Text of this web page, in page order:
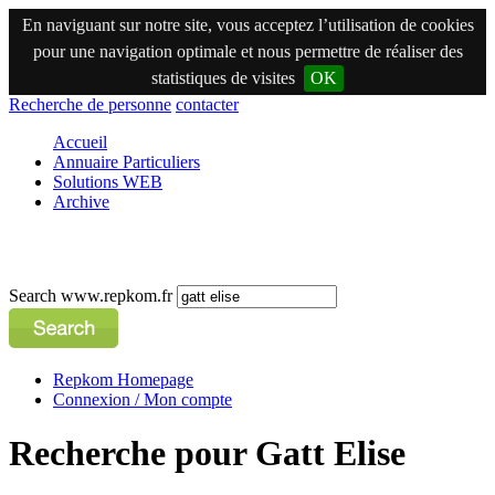
En naviguant sur notre site, vous acceptez l’utilisation de cookies
pour une navigation optimale et nous permettre de réaliser des
statistiques de visites
OK
Recherche de personne contacter
Accueil
Annuaire Particuliers
Solutions WEB
Archive
Search www.repkom.fr
Repkom Homepage
Connexion / Mon compte
Recherche pour Gatt Elise